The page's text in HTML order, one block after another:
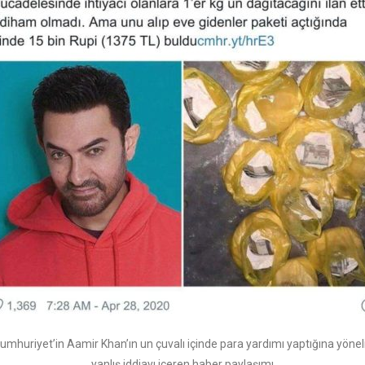
Aamir Khan’ın un çuvalı içinde para yardımı yaptığına